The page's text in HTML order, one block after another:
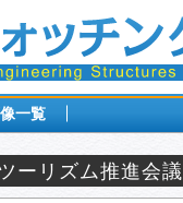
一覧
ーリズム推進会議